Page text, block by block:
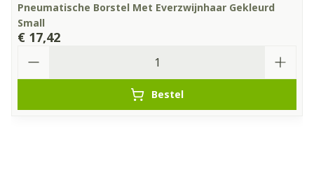
Pneumatische Borstel Met Everzwijnhaar Gekleurd
Small
€ 17,42
Bestel